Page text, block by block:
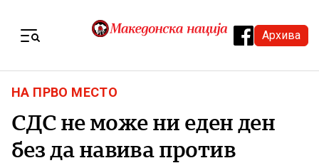
Архива
НА ПРВО МЕСТО
СДС не може ни еден ден
без да навива против